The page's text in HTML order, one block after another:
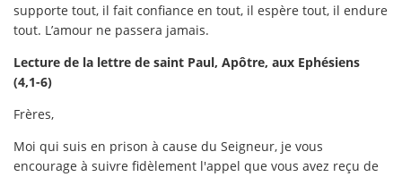
supporte tout, il fait confiance en tout, il espère tout, il endure
tout. L’amour ne passera jamais.
Lecture de la lettre de saint Paul, Apôtre, aux Ephésiens
(4,1-6)
Frères,
Moi qui suis en prison à cause du Seigneur, je vous
encourage à suivre fidèlement l'appel que vous avez reçu de